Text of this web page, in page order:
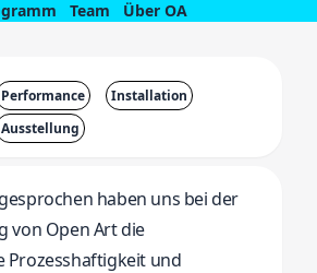
Team Über OA
Performance
Installation
Ausstellung
haben uns bei der
von Open Art die
Prozesshaftigkeit und